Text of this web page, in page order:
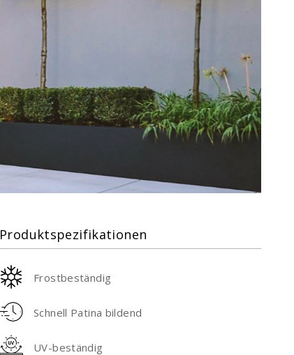
Produktspezifikationen
Frostbeständig
Schnell Patina bildend
UV-beständig